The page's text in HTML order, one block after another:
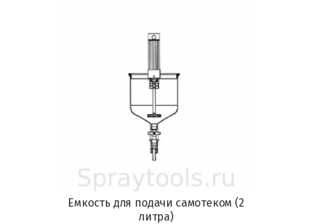
Емкость для подачи самотеком (2
литра)